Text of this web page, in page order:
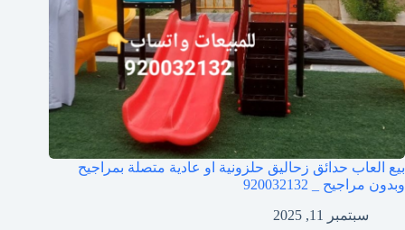
بيع العاب حدائق زحاليق حلزونية او عادية متصلة بمراجيح
وبدون مراجيح _ 920032132
سبتمبر 11, 2025